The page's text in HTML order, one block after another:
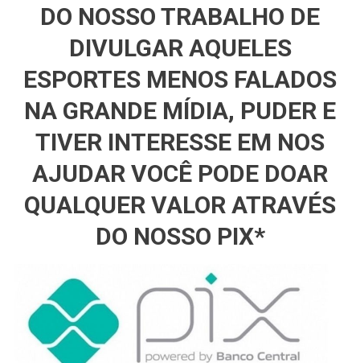
DO NOSSO TRABALHO DE
DIVULGAR AQUELES
ESPORTES MENOS FALADOS
NA GRANDE MÍDIA, PUDER E
TIVER INTERESSE EM NOS
AJUDAR VOCÊ PODE DOAR
QUALQUER VALOR ATRAVÉS
DO NOSSO PIX*